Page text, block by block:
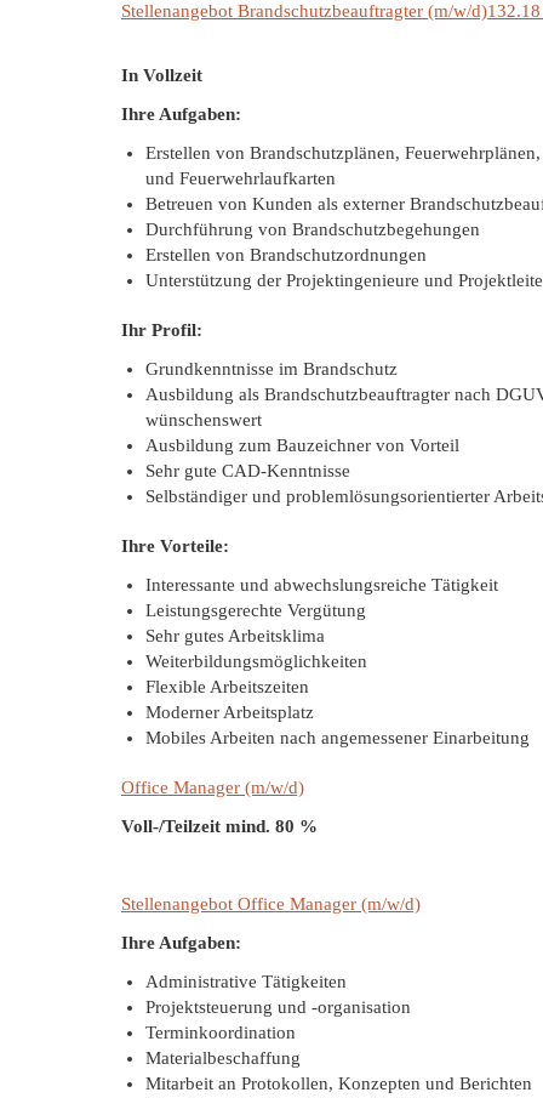
Stellenangebot Brandschutzbeauftragter (m/w/
In Vollzeit
Ihre Aufgaben:
Erstellen von Brandschutzplänen,
und Feuerwehrlaufkarten
Betreuen von Kunden als externer
Durchführung von Brandschutzbegehungen
Erstellen von Brandschutzordnungen
Unterstützung der Projektingenieure und
Ihr Profil:
Grundkenntnisse im Brandschutz
Ausbildung als Brandschutzbeauftragter nach
wünschenswert
Ausbildung zum Bauzeichner von Vorteil
Sehr gute CAD-Kenntnisse
Selbständiger und problemlösungsorientierter
Ihre Vorteile:
Interessante und abwechslungsreiche Tätigkeit
Leistungsgerechte Vergütung
Sehr gutes Arbeitsklima
Weiterbildungsmöglichkeiten
Flexible Arbeitszeiten
Moderner Arbeitsplatz
Mobiles Arbeiten nach angemessener Einarbeitung
Office Manager (m/w/d)
Voll-/Teilzeit mind. 80 %
Stellenangebot Office Manager (m/w/d)
Ihre Aufgaben:
Administrative Tätigkeiten
Projektsteuerung und -organisation
Terminkoordination
Materialbeschaffung
Mitarbeit an Protokollen, Konzepten und Berichten